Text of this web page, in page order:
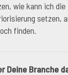
wie kann ich
setzen,
finden.
Deine Branche